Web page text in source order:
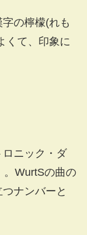
の檸檬(れも
くて、印象に
ニック・ダ
。WurtSの曲の
ナンバーと